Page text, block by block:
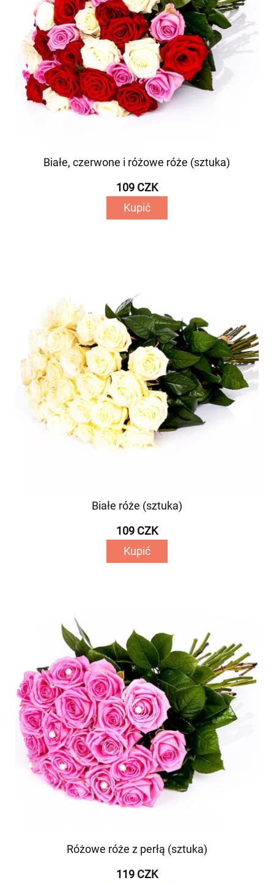
Białe, czerwone i różowe róże (sztuka)
109 CZK
Kupić
Białe róże (sztuka)
109 CZK
Kupić
Różowe róże z perłą (sztuka)
119 CZK